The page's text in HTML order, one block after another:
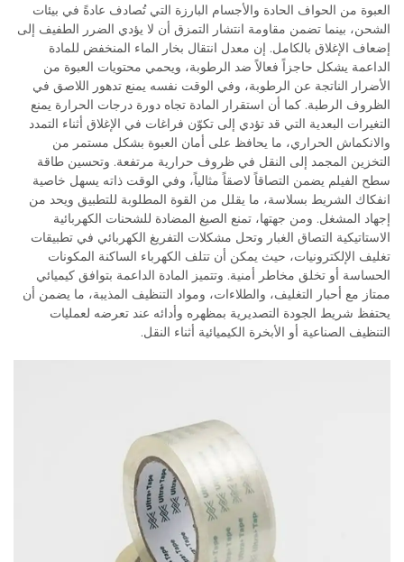
العبوة من الحواف الحادة والأجسام البارزة التي تُصادف عادةً في بيئات
الشحن، بينما تضمن مقاومة انتشار التمزق أن لا يؤدي الضرر الطفيف إلى
إضعاف الإغلاق بالكامل. إن معدل انتقال بخار الماء المنخفض للمادة
الداعمة يشكل حاجزاً فعالاً ضد الرطوبة، ويحمي محتويات العبوة من
الأضرار الناتجة عن الرطوبة، وفي الوقت نفسه يمنع تدهور اللاصق في
الظروف الرطبة. كما أن استقرار المادة تجاه دورة درجات الحرارة يمنع
التغيرات البعدية التي قد تؤدي إلى تكوّن فراغات في الإغلاق أثناء التمدد
والانكماش الحراري، ما يحافظ على أمان العبوة بشكل مستمر من
التخزين المجمد إلى النقل في ظروف حرارية مرتفعة. وتحسين طاقة
سطح الفيلم يضمن التصاقاً لاصقاً مثالياً، وفي الوقت ذاته يسهل خاصية
انفكاك الشريط بسلاسة، ما يقلل من القوة المطلوبة للتطبيق ويحد من
إجهاد المشغل. ومن جهتها، تمنع الصيغ المضادة للشحنات الكهربائية
الاستاتيكية التصاق الغبار وتحل مشكلات التفريغ الكهربائي في تطبيقات
تغليف الإلكترونيات، حيث يمكن أن تتلف الكهرباء الساكنة المكونات
الحساسة أو تخلق مخاطر أمنية. وتتميز المادة الداعمة بتوافق كيميائي
ممتاز مع أحبار التغليف، والطلاءات، ومواد التنظيف المذيبة، ما يضمن أن
يحتفظ شريط الجودة التصديرية بمظهره وأدائه عند تعرضه لعمليات
التنظيف الصناعية أو الأبخرة الكيميائية أثناء النقل.